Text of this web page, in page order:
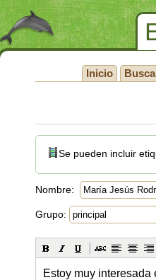
Inicio
Se pueden incluir
Nombre:
Grupo: